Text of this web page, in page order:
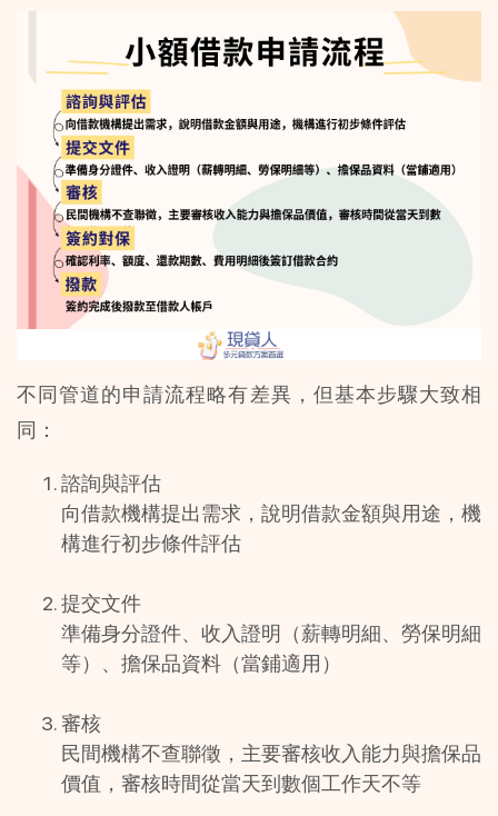
不同管道的申請流程略有差異，但基本步驟大致相
同：
諮詢與評估
向借款機構提出需求，說明借款金額與用途，機
構進行初步條件評估
提交文件
準備身分證件、收入證明（薪轉明細、勞保明細
等）、擔保品資料（當鋪適用）
審核
民間機構不查聯徵，主要審核收入能力與擔保品
價值，審核時間從當天到數個工作天不等